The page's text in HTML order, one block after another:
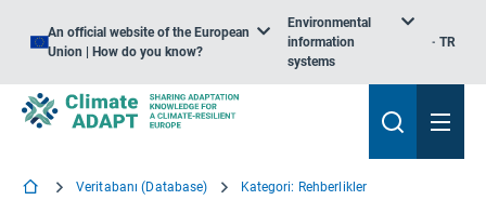
An official website of the European
Union | How do you know?
Environmental
information
systems
TR
Veritabanı (Database)
Kategori: Rehberlikler